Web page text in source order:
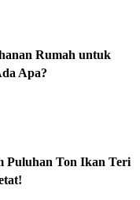
Jadi Pemain
AI Global
2026
Rumah untuk
Apa?
Puluhan Ton Ikan Teri